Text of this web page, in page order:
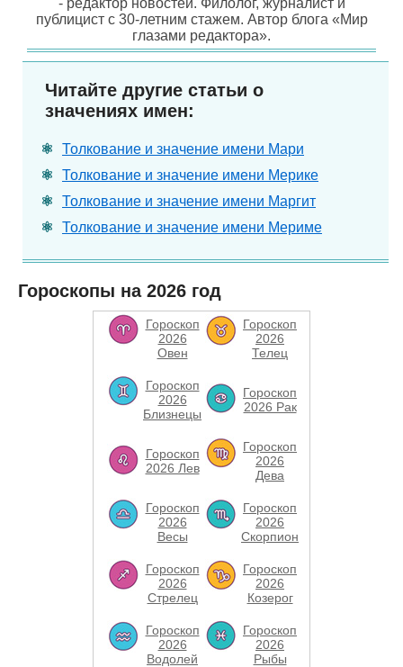
- редактор новостей. Филолог, журналист и
публицист с 30-летним стажем. Автор блога «Мир
глазами редактора».
Читайте другие статьи о
значениях имен:
Толкование и значение имени Мари
Толкование и значение имени Мерике
Толкование и значение имени Маргит
Толкование и значение имени Мериме
Гороскопы на 2026 год
Гороскоп
2026
Овен
Гороскоп
2026
Телец
Гороскоп
2026
Близнецы
Гороскоп
2026 Рак
Гороскоп
2026 Лев
Гороскоп
2026
Дева
Гороскоп
2026
Весы
Гороскоп
2026
Скорпион
Гороскоп
2026
Стрелец
Гороскоп
2026
Козерог
Гороскоп
2026
Водолей
Гороскоп
2026
Рыбы